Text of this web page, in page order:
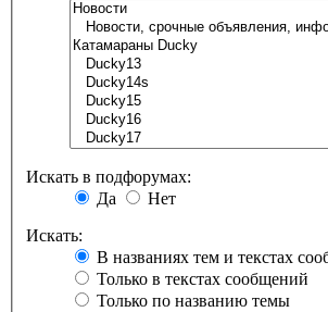
Искать в подфорумах:
Да
Нет
Искать:
В названиях тем и текстах
Только в текстах сообщений
Только по названию темы